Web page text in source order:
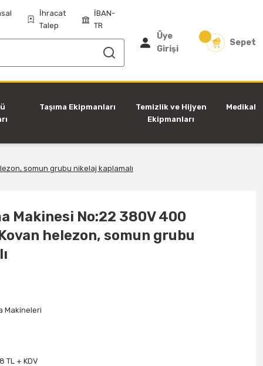
İhracat
Talep
İBAN-
TR
Üye
Girişi
Sepet
Taşıma Ekipmanları
Temizlik ve Hijyen
Ekipmanları
Medikal
somun grubu nikelaj kaplamalı
Makinesi No:22 380V 400
helezon, somun grubu
Makineleri
TL + KDV